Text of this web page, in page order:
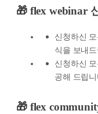
🎁 flex webinar
신청하신
식을 보내
신청하신
공해 드립
🎁 flex